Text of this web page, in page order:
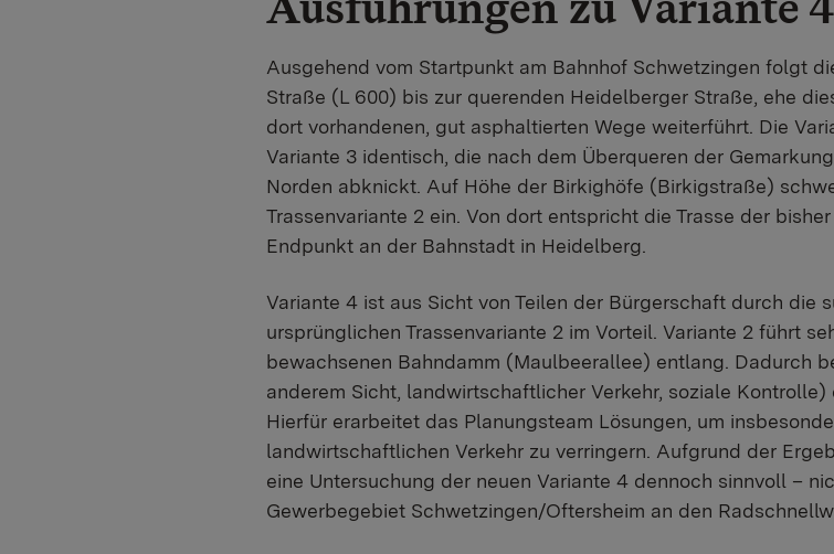
Ausgehend vom Startpunkt am Bahnhof Schwetzingen folgt
Straße (L 600) bis zur querenden Heidelberger Straße, ehe
dort vorhandenen, gut asphaltierten Wege weiterführt. Die
Variante 3 identisch, die nach dem Überqueren der
Norden abknickt. Auf Höhe der Birkighöfe (Birkigstraße)
Trassenvariante 2 ein. Von dort entspricht die Trasse der
Endpunkt an der Bahnstadt in Heidelberg.
Variante 4 ist aus Sicht von Teilen der Bürgerschaft durch die
ursprünglichen Trassenvariante 2 im Vorteil. Variante 2 führt
bewachsenen Bahndamm (Maulbeerallee) entlang. Dadurch
anderem Sicht, landwirtschaftlicher Verkehr, soziale
Hierfür erarbeitet das Planungsteam Lösungen, um
landwirtschaftlichen Verkehr zu verringern. Aufgrund der
eine Untersuchung der neuen Variante 4 dennoch sinnvoll –
Gewerbegebiet Schwetzingen/Oftersheim an den